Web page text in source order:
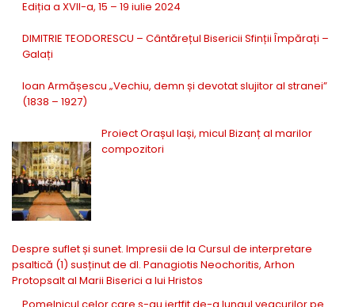
Ediția a XVII-a, 15 – 19 iulie 2024
DIMITRIE TEODORESCU – Cântărețul Bisericii Sfinții Împărați –
Galați
Ioan Armășescu „Vechiu, demn și devotat slujitor al stranei”
(1838 – 1927)
Proiect Orașul Iași, micul Bizanț al marilor
compozitori
Despre suflet și sunet. Impresii de la Cursul de interpretare
psaltică (1) susținut de dl. Panagiotis Neochoritis, Arhon
Protopsalt al Marii Biserici a lui Hristos